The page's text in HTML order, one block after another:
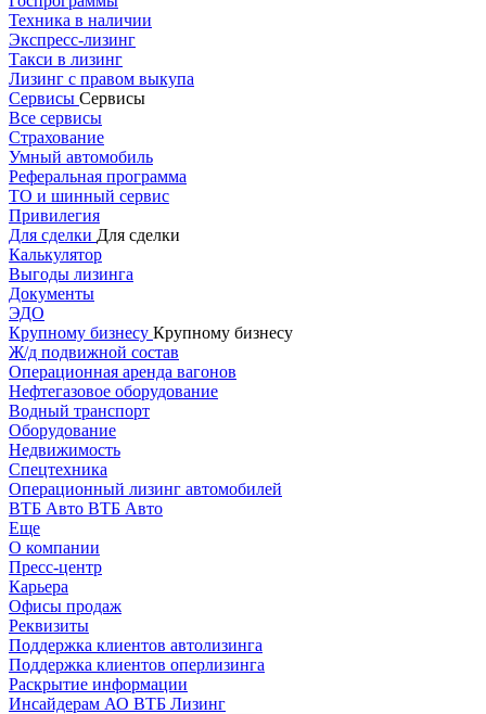
Техника в наличии
Экспресс-лизинг
Такси в лизинг
Лизинг с правом выкупа
Сервисы Сервисы
Все сервисы
Страхование
Умный автомобиль
Реферальная программа
ТО и шинный сервис
Привилегия
Для сделки Для сделки
Калькулятор
Выгоды лизинга
Документы
ЭДО
Крупному бизнесу Крупному бизнесу
Ж/д подвижной состав
Операционная аренда вагонов
Нефтегазовое оборудование
Водный транспорт
Оборудование
Недвижимость
Спецтехника
Операционный лизинг автомобилей
ВТБ Авто ВТБ Авто
Еще
О компании
Пресс-центр
Карьера
Офисы продаж
Реквизиты
Поддержка клиентов автолизинга
Поддержка клиентов оперлизинга
Раскрытие информации
Инсайдерам АО ВТБ Лизинг